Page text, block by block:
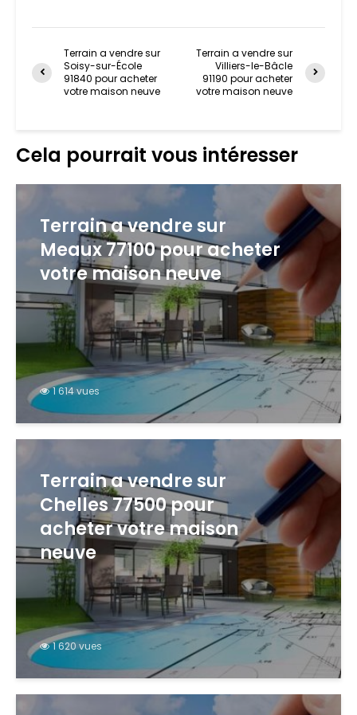
Terrain a vendre sur
Soisy-sur-École
91840 pour acheter
votre maison neuve
Terrain a vendre sur
Villiers-le-Bâcle
91190 pour acheter
votre maison neuve
Cela pourrait vous intéresser
Terrain a vendre sur
Meaux 77100 pour acheter
votre maison neuve
1 614 vues
Terrain a vendre sur
Chelles 77500 pour
acheter votre maison
neuve
1 620 vues